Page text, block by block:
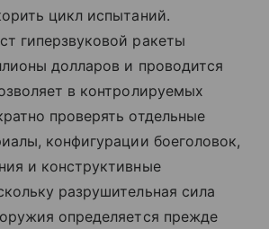
цикл испытаний.
гиперзвуковой ракеты
долларов и проводится
в контролируемых
проверять отдельные
конфигурации боеголовок,
и конструктивные
разрушительная сила
определяется прежде